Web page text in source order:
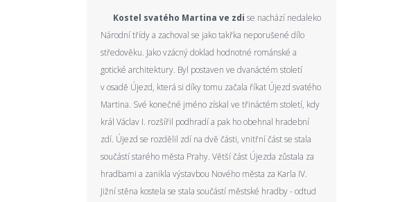
Kostel svatého Martina ve zdi se nachází nedaleko
Národní třídy a zachoval se jako takřka neporušené dílo
středověku. Jako vzácný doklad hodnotné románské a
gotické architektury. Byl postaven ve dvanáctém století
v osadě Újezd, která si díky tomu začala říkat Újezd svatého
Martina. Své konečné jméno získal ve třináctém století, kdy
král Václav I. rozšířil podhradí a pak ho obehnal hradební
zdí. Újezd se rozdělil zdí na dvě části, vnitřní část se stala
součástí starého města Prahy. Větší část Újezda zůstala za
hradbami a zanikla výstavbou Nového města za Karla IV.
Jižní stěna kostela se stala součástí městské hradby - odtud